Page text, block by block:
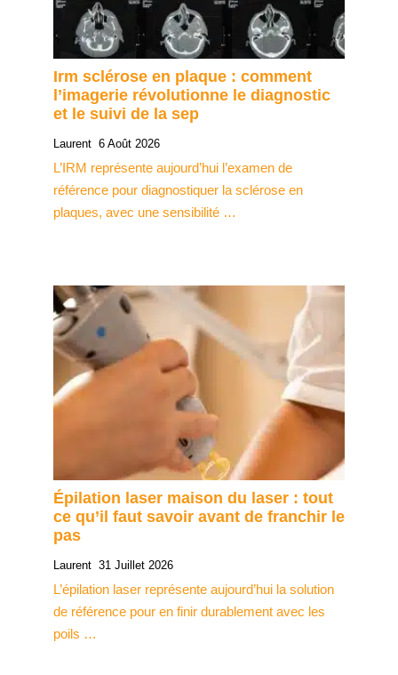
Irm sclérose en plaque : comment
l’imagerie révolutionne le diagnostic
et le suivi de la sep
Laurent 6 Août 2026
L’IRM représente aujourd’hui l’examen de
référence pour diagnostiquer la sclérose en
plaques, avec une sensibilité …
Épilation laser maison du laser : tout
ce qu’il faut savoir avant de franchir le
pas
Laurent 31 Juillet 2026
L’épilation laser représente aujourd’hui la solution
de référence pour en finir durablement avec les
poils …